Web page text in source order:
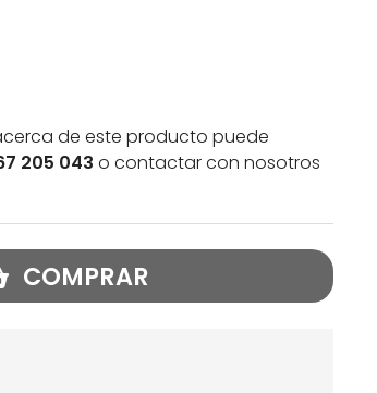
de este producto puede
205 043 o contactar con nosotros
COMPRAR